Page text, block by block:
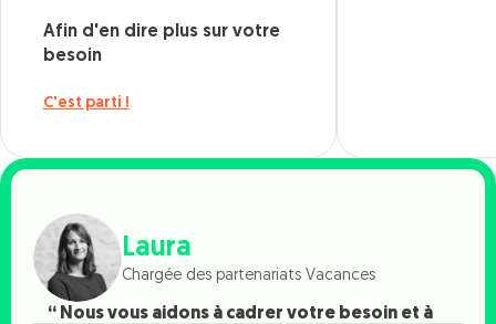
Afin d'en dire plus sur votre
besoin
C'est parti !
Laura
Chargée des partenariats Vacances
“ Nous vous aidons à cadrer votre besoin et à